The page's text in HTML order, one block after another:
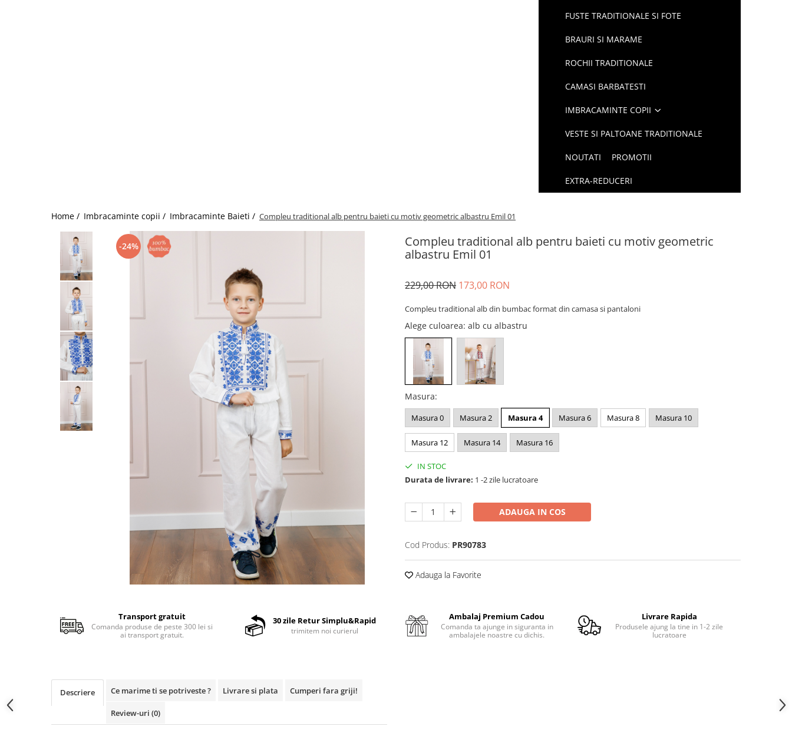
FUSTE TRADITIONALE SI FOTE
BRAURI SI MARAME
ROCHII TRADITIONALE
CAMASI BARBATESTI
IMBRACAMINTE COPII
VESTE SI PALTOANE TRADITIONALE
NOUTATI PROMOTII
EXTRA-REDUCERI
Home / Imbracaminte copii / Imbracaminte Baieti / Compleu traditional alb pentru baieti cu motiv geometric albastru Emil 01
Compleu traditional alb pentru baieti cu motiv geometric
albastru Emil 01
-24%
229,00 RON 173,00 RON
Compleu traditional alb din bumbac format din camasa si pantaloni
Alege culoarea: alb cu albastru
Masura:
Masura 0 Masura 2 Masura 4 Masura 6 Masura 8 Masura 10
Masura 12 Masura 14 Masura 16
IN STOC
Durata de livrare: 1 -2 zile lucratoare
ADAUGA IN COS
Cod Produs: PR90783
Adauga la Favorite
Transport gratuit
Comanda produse de peste 300 lei si
ai transport gratuit.
30 zile Retur Simplu&Rapid
trimitem noi curierul
Ambalaj Premium Cadou
Comanda ta ajunge in siguranta in
ambalajele noastre cu dichis.
Livrare Rapida
Produsele ajung la tine in 1-2 zile
lucratoare
Descriere Ce marime ti se potriveste ? Livrare si plata Cumperi fara griji!
Review-uri (0)